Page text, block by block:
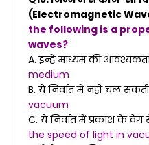
(Electromagnetic
the following is a
waves?
A. इन्हें माध्यम की आवश्यकता
medium
B. ये निर्वात में नहीं चल
vacuum
C. ये निर्वात में प्रकाश के
the speed of light in